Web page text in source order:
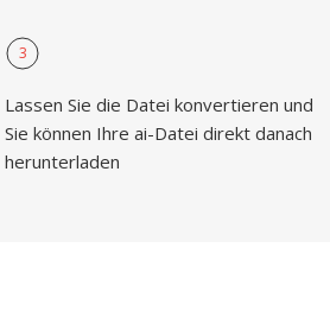
3
Lassen Sie die Datei konvertieren und
Sie können Ihre ai-Datei direkt danach
herunterladen